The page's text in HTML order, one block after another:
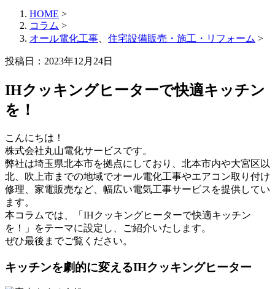
HOME >
コラム >
オール電化工事
住宅設備販売・施工・リフォーム >
投稿日：2023年12月24日
IHクッキングヒーターで快適キッチン
を！
こんにちは！
株式会社丸山電化サービスです。
弊社は埼玉県北本市を拠点にしており、北本市内や大宮区以
北、吹上市までの地域でオール電化工事やエアコン取り付け
修理、家電販売など、幅広い電気工事サービスを提供してい
ます。
本コラムでは、「IHクッキングヒーターで快適キッチン
を！」をテーマに設定し、ご紹介いたします。
ぜひ最後までご覧ください。
キッチンを劇的に変えるIHクッキングヒーター